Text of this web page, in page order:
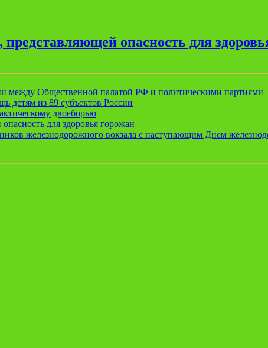
опасность для
между Общественной палатой РФ и политическими партиями
детям из 89 субъектов России
двоеборью
для здоровья горожан
железнодорожного вокзала с наступающим Днем